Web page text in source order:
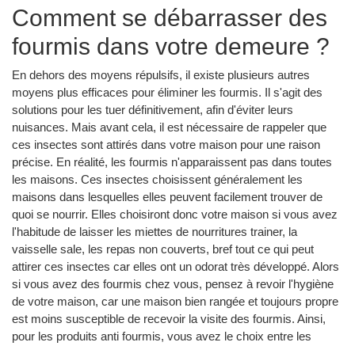
Comment se débarrasser des
fourmis dans votre demeure ?
En dehors des moyens répulsifs, il existe plusieurs autres
moyens plus efficaces pour éliminer les fourmis. Il s'agit des
solutions pour les tuer définitivement, afin d'éviter leurs
nuisances. Mais avant cela, il est nécessaire de rappeler que
ces insectes sont attirés dans votre maison pour une raison
précise. En réalité, les fourmis n'apparaissent pas dans toutes
les maisons. Ces insectes choisissent généralement les
maisons dans lesquelles elles peuvent facilement trouver de
quoi se nourrir. Elles choisiront donc votre maison si vous avez
l'habitude de laisser les miettes de nourritures trainer, la
vaisselle sale, les repas non couverts, bref tout ce qui peut
attirer ces insectes car elles ont un odorat très développé. Alors
si vous avez des fourmis chez vous, pensez à revoir l'hygiène
de votre maison, car une maison bien rangée et toujours propre
est moins susceptible de recevoir la visite des fourmis. Ainsi,
pour les produits anti fourmis, vous avez le choix entre les